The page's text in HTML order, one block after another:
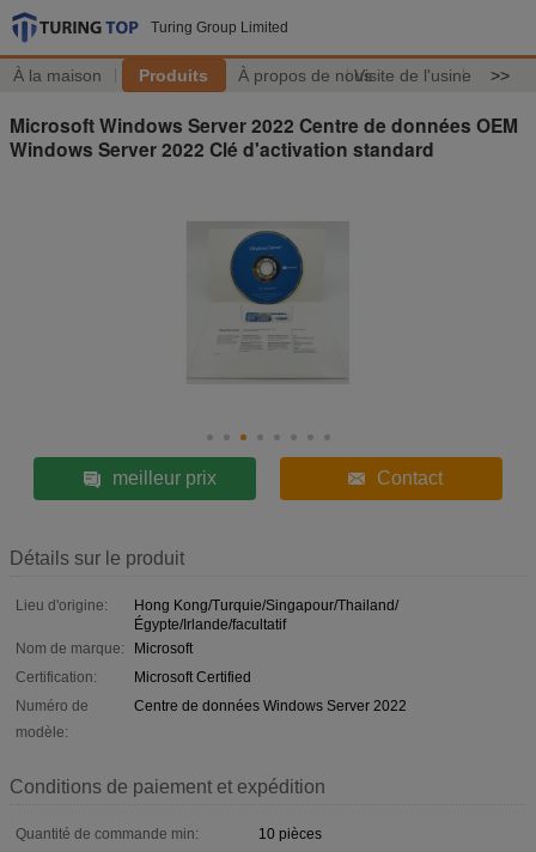
Turing Group Limited
À la maison Produits À propos de nousVisite de l'usine >>
Microsoft Windows Server 2022 Centre de données OEM
Windows Server 2022 Clé d'activation standard
meilleur prix Contact
Détails sur le produit
Lieu d'origine:
Hong Kong/Turquie/Singapour/Thailand/
Égypte/Irlande/facultatif
Nom de marque:
Microsoft
Certification:
Microsoft Certified
Numéro de
modèle:
Centre de données Windows Server 2022
Conditions de paiement et expédition
Quantité de commande min:
10 pièces